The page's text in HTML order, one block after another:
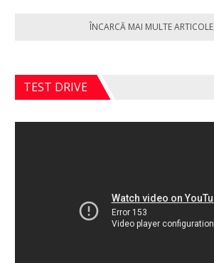
ÎNCARCĂ MAI MULTE ARTICOLE
TEST DRIVE